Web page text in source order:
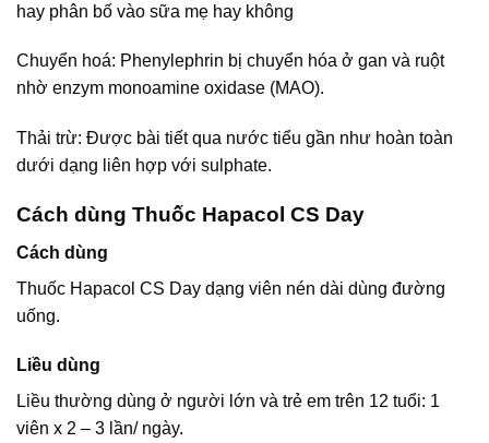
hay phân bố vào sữa mẹ hay không
Chuyển hoá: Phenylephrin bị chuyển hóa ở gan và ruột
nhờ enzym monoamine oxidase (MAO).
Thải trừ: Được bài tiết qua nước tiểu gần như hoàn toàn
dưới dạng liên hợp với sulphate.
Cách dùng Thuốc Hapacol CS Day
Cách dùng
Thuốc Hapacol CS Day dạng viên nén dài dùng đường
uống.
Liều dùng
Liều thường dùng ở người lớn và trẻ em trên 12 tuổi: 1
viên x 2 – 3 lần/ ngày.